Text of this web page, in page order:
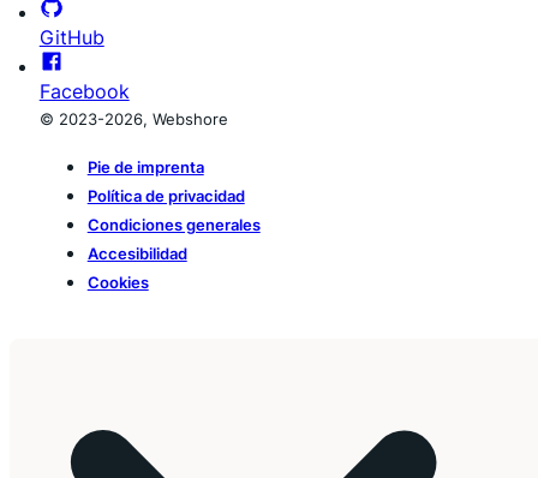
GitHub
Facebook
© 2023-2026, Webshore
Pie de imprenta
Política de privacidad
Condiciones generales
Accesibilidad
Cookies